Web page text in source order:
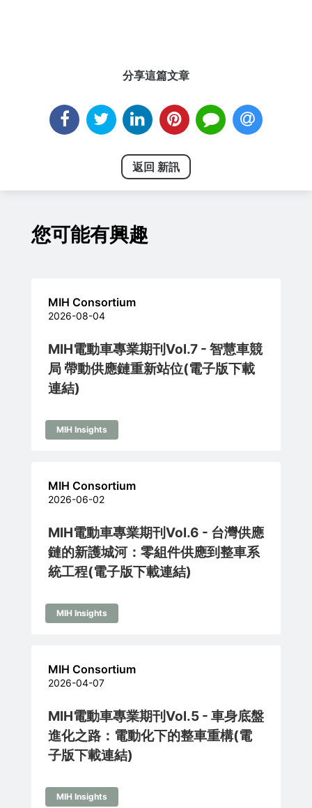
分享這篇文章
返回 新訊
您可能有興趣
MIH Consortium
2026-08-04
MIH電動車專業期刊Vol.7 - 智慧車競
局 帶動供應鏈重新站位(電子版下載
連結)
MIH Insights
MIH Consortium
2026-06-02
MIH電動車專業期刊Vol.6 - 台灣供應
鏈的新護城河：零組件供應到整車系
統工程(電子版下載連結)
MIH Insights
MIH Consortium
2026-04-07
MIH電動車專業期刊Vol.5 - 車身底盤
進化之路：電動化下的整車重構(電
子版下載連結)
MIH Insights